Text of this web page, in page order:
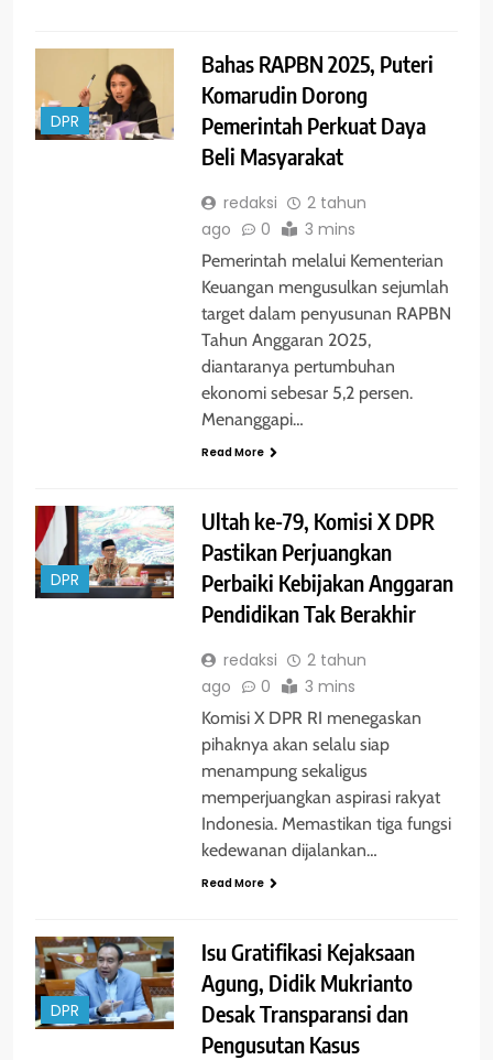
DPR
Bahas RAPBN 2025, Puteri
Komarudin Dorong
Pemerintah Perkuat Daya
Beli Masyarakat
redaksi
2 tahun
ago
0 3 mins
Pemerintah melalui Kementerian
Keuangan mengusulkan sejumlah
target dalam penyusunan RAPBN
Tahun Anggaran 2025,
diantaranya pertumbuhan
ekonomi sebesar 5,2 persen.
Menanggapi…
Read More
DPR
Ultah ke-79, Komisi X DPR
Pastikan Perjuangkan
Perbaiki Kebijakan Anggaran
Pendidikan Tak Berakhir
redaksi
2 tahun
ago
0 3 mins
Komisi X DPR RI menegaskan
pihaknya akan selalu siap
menampung sekaligus
memperjuangkan aspirasi rakyat
Indonesia. Memastikan tiga fungsi
kedewanan dijalankan…
Read More
DPR
Isu Gratifikasi Kejaksaan
Agung, Didik Mukrianto
Desak Transparansi dan
Pengusutan Kasus